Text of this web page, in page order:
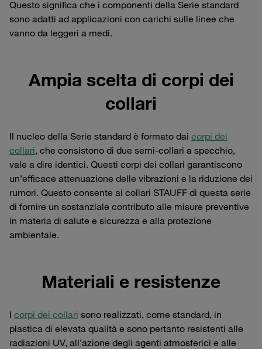
Questo significa che i componenti della Serie standard
sono adatti ad applicazioni con carichi sulle linee che
vanno da leggeri a medi.
Ampia scelta di corpi dei
collari
Il nucleo della Serie standard è formato dai corpi dei
collari, che consistono di due semi-collari a specchio,
vale a dire identici. Questi corpi dei collari garantiscono
un’efficace attenuazione delle vibrazioni e la riduzione dei
rumori. Questo consente ai collari STAUFF di questa serie
di fornire un sostanziale contributo alle misure preventive
in materia di salute e sicurezza e alla protezione
ambientale.
Materiali e resistenze
I corpi dei collari sono realizzati, come standard, in
plastica di elevata qualità e sono pertanto resistenti alle
radiazioni UV, all’azione degli agenti atmosferici e alle